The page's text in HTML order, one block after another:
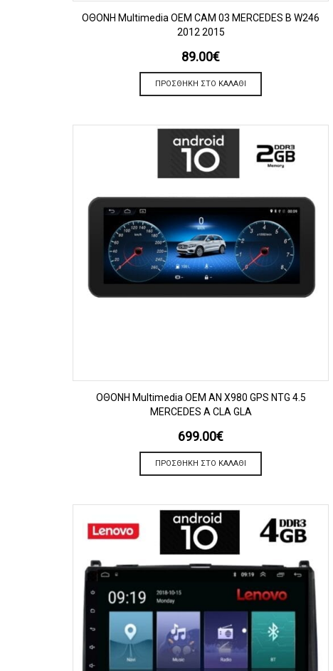
ΠΡΟΒΟΛΗ
OΘΟΝΗ Multimedia OEM CAM 03 MERCEDES B W246
2012 2015
89.00€
ΠΡΟΣΘΉΚΗ ΣΤΟ ΚΑΛΆΘΙ
ΠΡΟΒΟΛΗ
OΘΟΝΗ Multimedia OEM AN X980 GPS NTG 4.5
MERCEDES A CLA GLA
699.00€
ΠΡΟΣΘΉΚΗ ΣΤΟ ΚΑΛΆΘΙ